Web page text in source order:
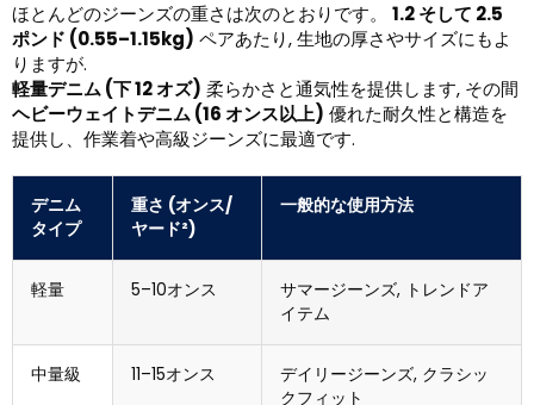
ほとんどのジーンズの重さは次のとおりです。 1.2 そして 2.5
ポンド (0.55–1.15kg) ペアあたり, 生地の厚さやサイズにもよ
りますが.
軽量デニム (下 12 オズ) 柔らかさと通気性を提供します, その間
ヘビーウェイトデニム (16 オンス以上) 優れた耐久性と構造を
提供し、作業着や高級ジーンズに最適です.
デニム
タイプ
重さ (オンス/
ヤード²)
一般的な使用方法
軽量 5–10オンス
サマージーンズ, トレンドア
イテム
中量級 11–15オンス
デイリージーンズ, クラシッ
クフィット